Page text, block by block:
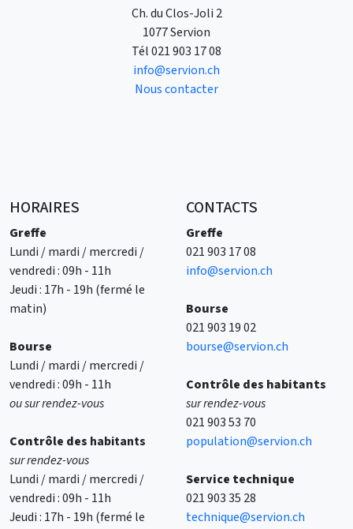
Ch. du Clos-Joli 2
1077 Servion
Tél021 903 17 08
info@servion.ch
Nous contacter
HORAIRES
Greffe
Lundi / mardi / mercredi /
vendredi : 09h - 11h
Jeudi : 17h - 19h (fermé le
matin)
Bourse
Lundi / mardi / mercredi /
vendredi : 09h - 11h
ou sur rendez-vous
Contrôle des habitants
sur rendez-vous
Lundi / mardi / mercredi /
vendredi : 09h - 11h
Jeudi : 17h - 19h (fermé le
CONTACTS
Greffe
021 903 17 08
info@servion.ch
Bourse
021 903 19 02
bourse@servion.ch
Contrôle des habitants
sur rendez-vous
021 903 53 70
population@servion.ch
Service technique
021 903 35 28
technique@servion.ch